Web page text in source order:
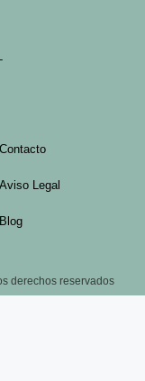
Contacto
Aviso Legal
Blog
derechos reservados